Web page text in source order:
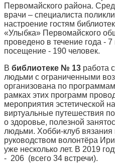
Первомайского района.
врачи – специалиста
настроение гостям
«Улыбка» Первомайского
проведено в течение года -
посещение - 190 человек.
В библиотеке № 13 работа
людьми с ограниченными
организована по
рамках этих программ
мероприятия эстетической
виртуальные путешествия
о здоровье, полезной
людьми. Хобби-клуб
руководством волонтёра
уже несколько лет. В 2019
- 206 (всего 34 встречи).